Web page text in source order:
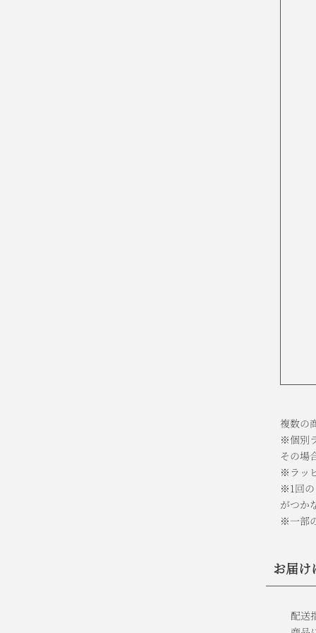
複数の
※個別
その場
※ラッ
※1回の
がつか
※一部
お届け
配送